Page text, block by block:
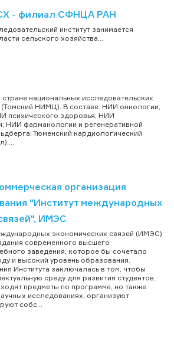
- филиал СФНЦА РАН
институт занимается
сельского хозяйства...
национальных исследовательских
(Томский НИМЦ). В составе: НИИ онкологии;
психического здоровья; НИИ
НИИ фармакологии и регенеративной
Тюменский кардиологический
организация
"Институт международных
ИМЭС
экономических связей (ИМЭС)
современного высшего
заведения, которое бы сочетало
и высокий уровень образования.
Института заключалась в том, чтобы
среду для развития студентов,
предметы по программе, но также
исследованиях, организуют
собс...